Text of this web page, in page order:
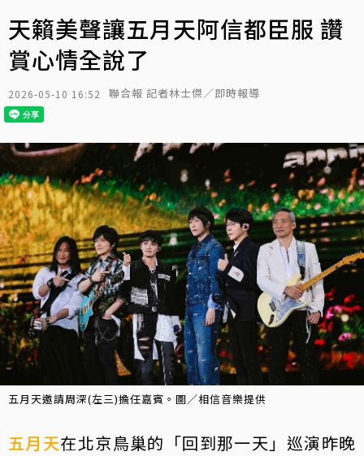
天籟美聲讓五月天阿信都臣服 讚
賞心情全說了
2026-05-10 16:52 聯合報 記者林士傑／即時報導
五月天邀請周深(左三)擔任嘉賓。圖／相信音樂提供
五月天在北京鳥巢的「回到那一天」巡演昨晚